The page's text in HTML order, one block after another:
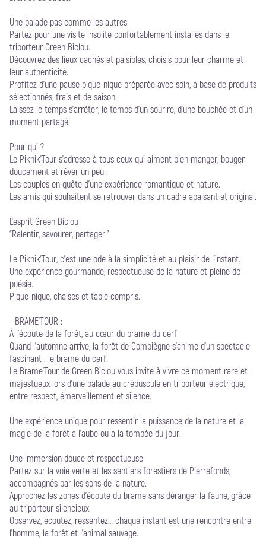
Une balade pas comme les autres
Partez pour une visite insolite confortablement installés dans le
triporteur Green Biclou.
Découvrez des lieux cachés et paisibles, choisis pour leur charme et
leur authenticité.
Profitez d’une pause pique-nique préparée avec soin, à base de produits
sélectionnés, frais et de saison.
Laissez le temps s’arrêter, le temps d’un sourire, d’une bouchée et d’un
moment partagé.
Pour qui ?
Le Piknik’Tour s’adresse à tous ceux qui aiment bien manger, bouger
doucement et rêver un peu :
Les couples en quête d’une expérience romantique et nature.
Les amis qui souhaitent se retrouver dans un cadre apaisant et original.
L’esprit Green Biclou
“Ralentir, savourer, partager.”
Le Piknik’Tour, c’est une ode à la simplicité et au plaisir de l’instant.
Une expérience gourmande, respectueuse de la nature et pleine de
poésie.
Pique-nique, chaises et table compris.
- BRAME'TOUR :
À l’écoute de la forêt, au cœur du brame du cerf
Quand l’automne arrive, la forêt de Compiègne s’anime d’un spectacle
fascinant : le brame du cerf.
Le Brame’Tour de Green Biclou vous invite à vivre ce moment rare et
majestueux lors d’une balade au crépuscule en triporteur électrique,
entre respect, émerveillement et silence.
Une expérience unique pour ressentir la puissance de la nature et la
magie de la forêt à l’aube ou à la tombée du jour.
Une immersion douce et respectueuse
Partez sur la voie verte et les sentiers forestiers de Pierrefonds,
accompagnés par les sons de la nature.
Approchez les zones d’écoute du brame sans déranger la faune, grâce
au triporteur silencieux.
Observez, écoutez, ressentez… chaque instant est une rencontre entre
l’homme, la forêt et l’animal sauvage.